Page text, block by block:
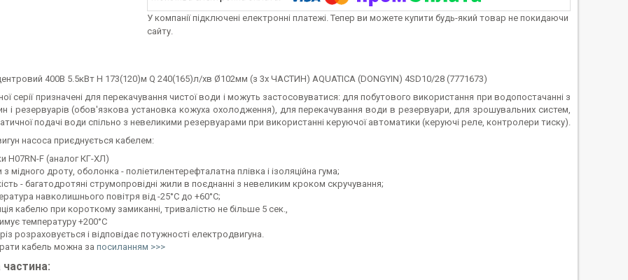
У компанії підключені електронні платежі. Тепер ви можете купити будь-який товар не покидаючи
сайту.
400В 5.5кВт H 173(120)м Q 240(165)л/хв Ø102мм (з 3х ЧАСТИН) AQUATICA (DONGYIN) 4SD10/28 (7771673)
серії призначені для перекачування чистої води і можуть застосовуватися: для побутового використання при водопостачанні з
і резервуарів (обов'язкова установка кожуха охолодження), для перекачування води в резервуари, для зрошувальних систем,
подачі води спільно з невеликими резервуарами при використанні керуючої автоматики (керуючі реле, контролери тиску).
насоса приєднується кабелем:
H07RN-F (аналог КГ-ХЛ)
мідного дроту, оболонка - поліетилентерефталатна плівка і ізоляційна гума;
- багатодротяні струмопровідні жили в поєднанні з невеликим кроком скручування;
навколишнього повітря від -25°C до +60°C;
кабелю при короткому замиканні, тривалістю не більше 5 сек.,
температуру +200°C
розраховується і відповідає потужності електродвигуна.
кабель можна за посиланням >>>
частина: